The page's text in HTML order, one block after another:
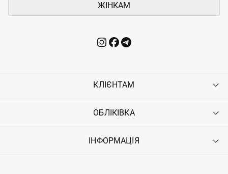
ЖІНКАМ
КЛІЄНТАМ
Контакти
Повернення
Гарантія
ОБЛІКІВКА
Увійти
ІНФОРМАЦІЯ